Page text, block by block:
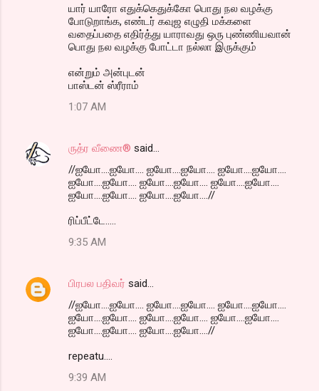
யார் யாரோ எதுக்கெதுக்கோ பொது நல வழக்கு
போடுறாங்க, எண்டர் கவுஜ எழுதி மக்களை
வதைப்பதை எதிர்த்து யாராவது ஒரு புண்ணியவான்
பொது நல வழக்கு போட்டா நல்லா இருக்கும்
என்றும் அன்புடன்
பாஸ்டன் ஸ்ரீராம்
1:07 AM
ருத்ர வீணை® said…
//ஐயோ....ஐயோ.... ஐயோ....ஐயோ.... ஐயோ....ஐயோ....
ஐயோ....ஐயோ.... ஐயோ....ஐயோ.... ஐயோ....ஐயோ....
ஐயோ....ஐயோ.... ஐயோ....ஐயோ....//
ரிப்பீட்டே.....
9:35 AM
பிரபல பதிவர் said…
//ஐயோ....ஐயோ.... ஐயோ....ஐயோ.... ஐயோ....ஐயோ....
ஐயோ....ஐயோ.... ஐயோ....ஐயோ.... ஐயோ....ஐயோ....
ஐயோ....ஐயோ.... ஐயோ....ஐயோ....//
repeatu....
9:39 AM